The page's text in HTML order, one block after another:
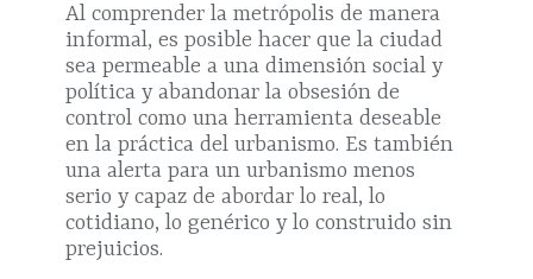
Al comprender la metrópolis de manera
informal, es posible hacer que la ciudad
sea permeable a una dimensión social y
política y abandonar la obsesión de
control como una herramienta deseable
en la práctica del urbanismo. Es también
una alerta para un urbanismo menos
serio y capaz de abordar lo real, lo
cotidiano, lo genérico y lo construido sin
prejuicios.